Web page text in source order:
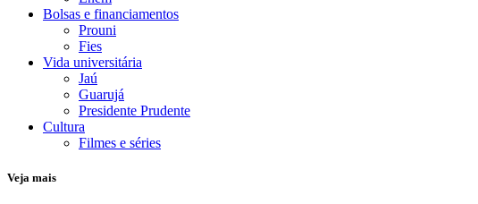
Bolsas e financiamentos
Prouni
Fies
Vida universitária
Jaú
Guarujá
Presidente Prudente
Cultura
Filmes e séries
Veja mais